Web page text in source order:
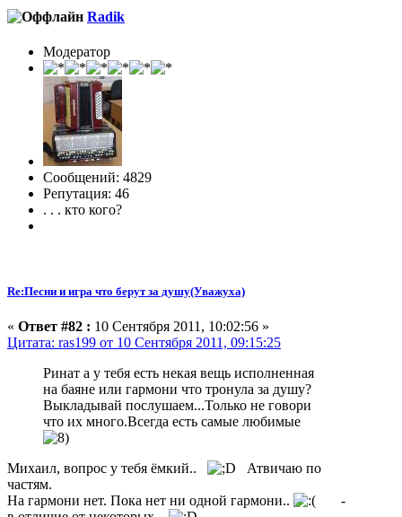
Radik
Модератор
Сообщений: 4829
Репутация: 46
. . . кто кого?
Re:Песни и игра что берут за душу(Уважуха)
« Ответ #82 : 10 Сентября 2011, 10:02:56 »
Цитата: ras199 от 10 Сентября 2011, 09:15:25
Ринат а у тебя есть некая вещь исполненная
на баяне или гармони что тронула за душу?
Выкладывай послушаем...Только не говори
что их много.Всегда есть самые любимые
Михаил, вопрос у тебя ёмкий..
Атвичаю по
частям.
На гармони нет. Пока нет ни одной гармони..
-